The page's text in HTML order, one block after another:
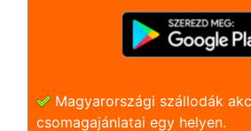
Magyarországi szállodák
csomagajánlatai egy helyen.